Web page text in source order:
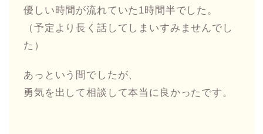
優しい時間が流れていた1時間半でした。
（予定より長く話してしまいすみませんでし
た）
あっという間でしたが、
勇気を出して相談して本当に良かったです。